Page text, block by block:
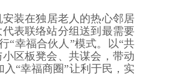
装在独居老人的热心邻居
表联络站分组送到最需要
“幸福合伙人”模式。以“共
区板凳会、共谋会，带动
“幸福商圈”让利于民，实